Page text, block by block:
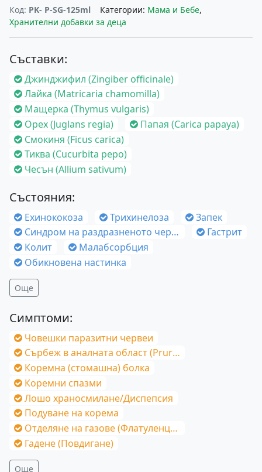
Код: PK- P-SG-125ml Категории: Мама и Бебе,
Хранителни добавки за деца
Съставки:
Джинджифил (Zingiber officinale)
Лайка (Matricaria chamomilla)
Мащерка (Thymus vulgaris)
Орех (Juglans regia)
Папая (Carica papaya)
Смокиня (Ficus carica)
Тиква (Cucurbita pepo)
Чесън (Allium sativum)
Състояния:
Ехинококоза Трихинелоза
Запек
Синдром на раздразненото черво
Гастрит
Колит
Малабсорбция
Обикновена настинка
Още
Симптоми:
Човешки паразитни червеи
Сърбеж в аналната област (Pruritus Ani)
Коремна (стомашна) болка
Коремни спазми
Лошо храносмилане/Диспепсия
Подуване на корема
Отделяне на газове (Флатуленция)
Гадене (Повдигане)
Още